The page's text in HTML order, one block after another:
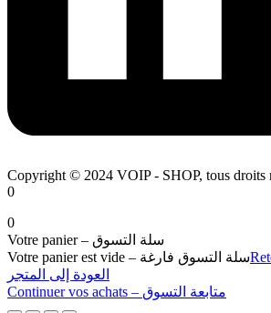
Copyright © 2024 VOIP - SHOP, tous droits
0
0
Votre panier – سلة التسوق
Votre panier est vide – سلة التسوق فارغة
العودة إلى المتجر
Continuer vos achats – متابعة التسوق